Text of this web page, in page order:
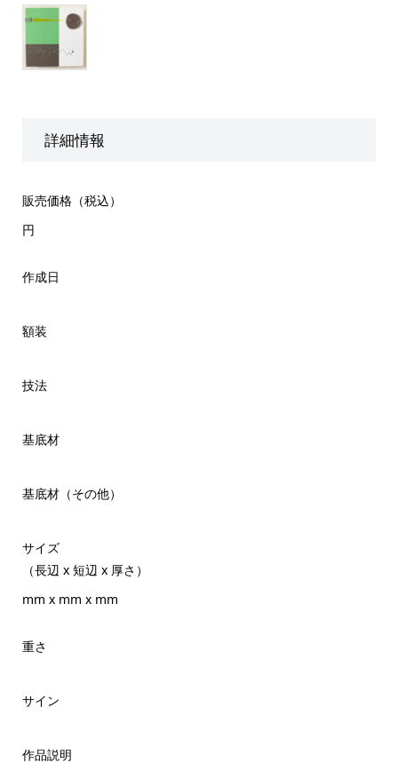
詳細情報
販売価格（税込）
円
作成日
額装
技法
基底材
基底材（その他）
サイズ
（長辺 x 短辺 x 厚さ）
mm x mm x mm
重さ
サイン
作品説明